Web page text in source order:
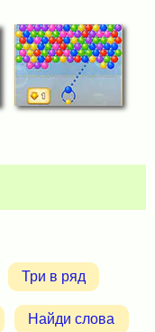
Три в ряд
Найди слова